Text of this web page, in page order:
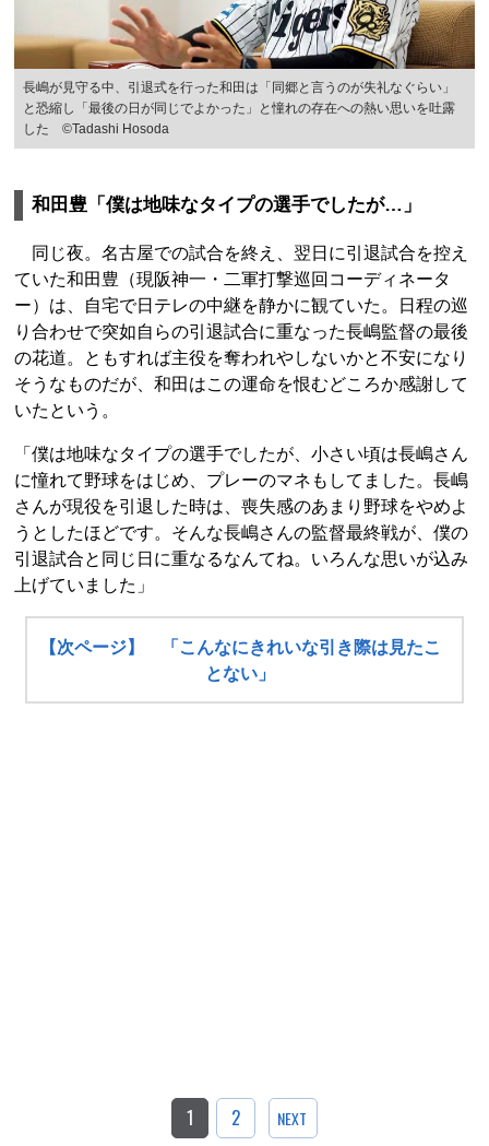
長嶋が見守る中、引退式を行った和田は「同郷と言うのが失礼なぐらい」
と恐縮し「最後の日が同じでよかった」と憧れの存在への熱い思いを吐露
した ©Tadashi Hosoda
和田豊「僕は地味なタイプの選手でしたが…」
同じ夜。名古屋での試合を終え、翌日に引退試合を控え
ていた和田豊（現阪神一・二軍打撃巡回コーディネータ
ー）は、自宅で日テレの中継を静かに観ていた。日程の巡
り合わせで突如自らの引退試合に重なった長嶋監督の最後
の花道。ともすれば主役を奪われやしないかと不安になり
そうなものだが、和田はこの運命を恨むどころか感謝して
いたという。
「僕は地味なタイプの選手でしたが、小さい頃は長嶋さん
に憧れて野球をはじめ、プレーのマネもしてました。長嶋
さんが現役を引退した時は、喪失感のあまり野球をやめよ
うとしたほどです。そんな長嶋さんの監督最終戦が、僕の
引退試合と同じ日に重なるなんてね。いろんな思いが込み
上げていました」
【次ページ】 「こんなにきれいな引き際は見たこ
とない」
1 2 NEXT